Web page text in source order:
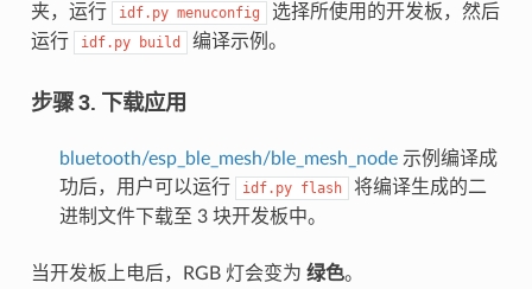
夹，运行
idf.py menuconfig
选择所使用的开发板，然后
运行
idf.py build 编译示例。
步骤 3. 下载应用
bluetooth/esp_ble_mesh/ble_mesh_node示例编译成
功后，用户可以运行
idf.py flash
将编译生成的二
进制文件下载至 3 块开发板中。
当开发板上电后，RGB 灯会变为 绿色。